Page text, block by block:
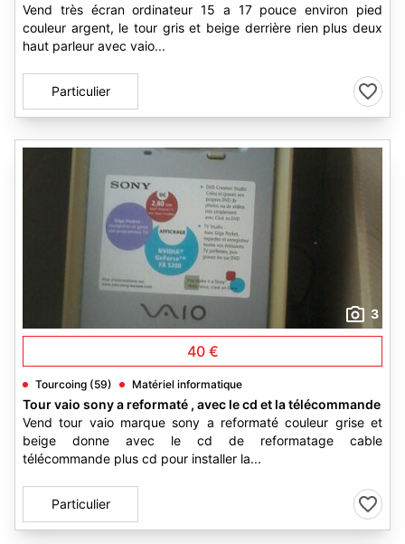
Vend très écran ordinateur 15 a 17 pouce environ pied
couleur argent, le tour gris et beige derrière rien plus deux
haut parleur avec vaio...
Particulier
3
40 €
Tourcoing (59) Matériel informatique
Tour vaio sony a reformaté , avec le cd et la télécommande
Vend tour vaio marque sony a reformaté couleur grise et
beige donne avec le cd de reformatage cable
télécommande plus cd pour installer la...
Particulier